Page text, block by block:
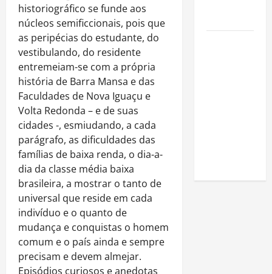
historiográfico se funde aos
núcleos semificcionais, pois que
as peripécias do estudante, do
vestibulando, do residente
entremeiam-se com a própria
história de Barra Mansa e das
Faculdades de Nova Iguaçu e
Volta Redonda – e de suas
cidades -, esmiudando, a cada
parágrafo, as dificuldades das
famílias de baixa renda, o dia-a-
dia da classe média baixa
brasileira, a mostrar o tanto de
universal que reside em cada
indivíduo e o quanto de
mudança e conquistas o homem
comum e o país ainda e sempre
precisam e devem almejar.
Episódios curiosos e anedotas